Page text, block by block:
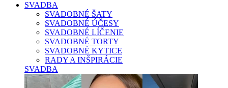
SVADBA
SVADOBNÉ ŠATY
SVADOBNÉ ÚČESY
SVADOBNÉ LÍČENIE
SVADOBNÉ TORTY
SVADOBNÉ KYTICE
RADY A INŠPIRÁCIE
SVADBA